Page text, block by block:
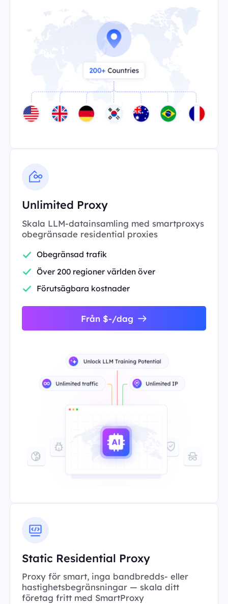
Unlimited Proxy
Skala LLM-datainsamling med smartproxys
obegränsade residential proxies
Obegränsad trafik
Över 200 regioner världen över
Förutsägbara kostnader
Från $-/dag
Static Residential Proxy
Proxy för smart, inga bandbredds- eller
hastighetsbegränsningar — skala ditt
företag fritt med SmartProxy